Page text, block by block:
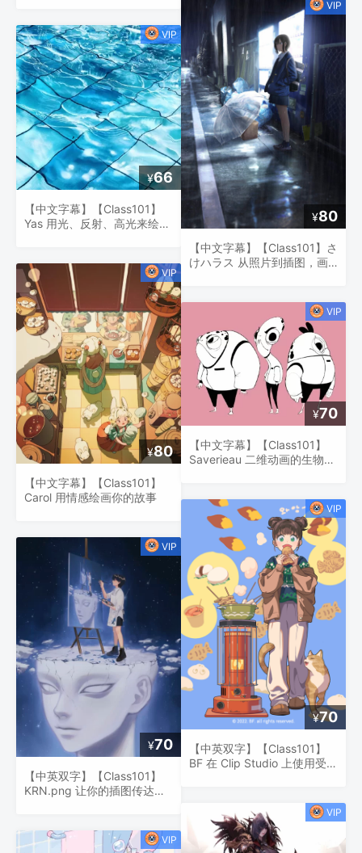
¥66
【中文字幕】【Class101】
Yas 用光、反射、高光来绘
¥80
【中文字幕】【Class101】
Carol 用情感绘画你的故事
¥70
【中英双字】【Class101】
KRN.png 让你的插图传达强
¥80
【中文字幕】【Class101】さ
けハラス 从照片到插图，画
¥70
【中文字幕】【Class101】
Saverieau 二维动画的生物设
¥70
【中英双字】【Class101】
BF 在 Clip Studio 上使用受自